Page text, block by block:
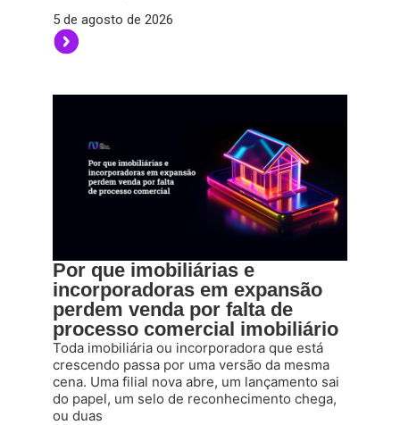
5 de agosto de 2026
Por que imobiliárias e
incorporadoras em expansão
perdem venda por falta de
processo comercial imobiliário
Toda imobiliária ou incorporadora que está
crescendo passa por uma versão da mesma
cena. Uma filial nova abre, um lançamento sai
do papel, um selo de reconhecimento chega,
ou duas